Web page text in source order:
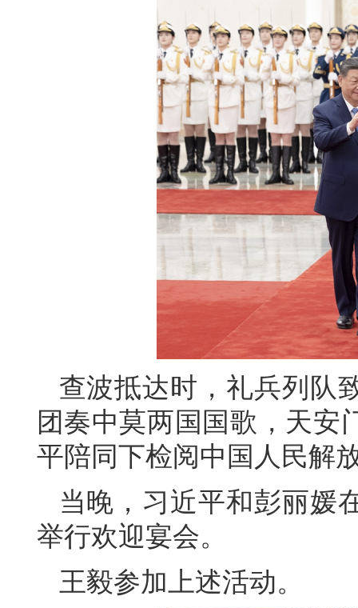
查波抵达时，礼兵列队
团奏中莫两国国歌，天安
平陪同下检阅中国人民解
当晚，习近平和彭丽媛
举行欢迎宴会。
王毅参加上述活动。